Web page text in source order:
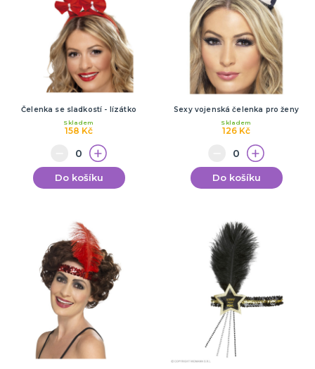
Čelenka se sladkostí - lízátko
158 Kč
Skladem
Do košíku
Sexy vojenská čelenka pro ženy
126 Kč
Skladem
Do košíku